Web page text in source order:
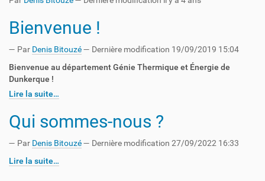
Bienvenue !
— Par Denis Bitouzé— Dernière modification 19/09/2019 15:04
Bienvenue au département Génie Thermique et Énergie de
Dunkerque !
Lire la suite…
Qui sommes-nous ?
— Par Denis Bitouzé— Dernière modification 27/09/2022 16:33
Lire la suite…